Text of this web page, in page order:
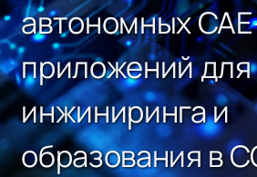
автономных
приложений для
инжиниринга и
образования в